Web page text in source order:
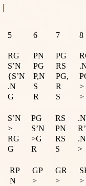
5 6 7 8
RG PN PG
S’N PG RS
{S’N P,N PG,
.N S R
>
G R S >
S’N PG RS
> S’N PN
RG >G RS
G R S >
RP GP GR
N > >
>